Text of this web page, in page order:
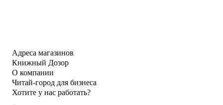
Адреса магазинов
Книжный Дозор
О компании
Читай-город для бизнеса
Хотите у нас работать?